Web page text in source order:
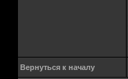
Вернуться к началу